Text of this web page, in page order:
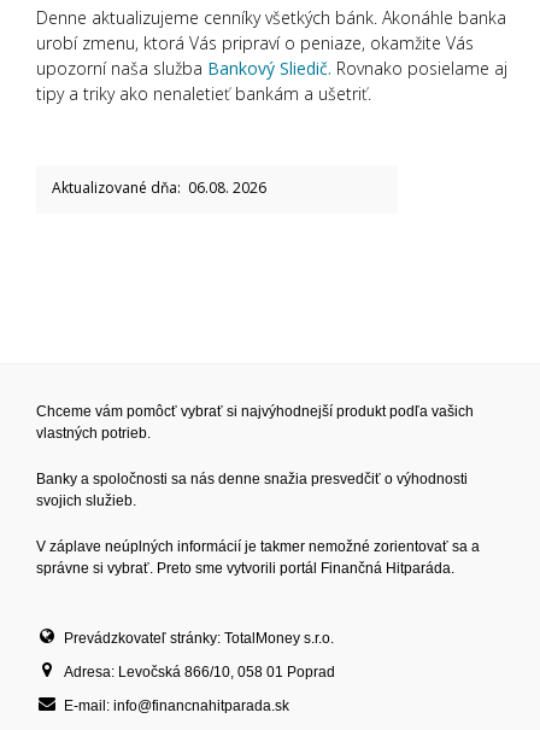
Denne aktualizujeme cenníky všetkých bánk. Akonáhle banka
urobí zmenu, ktorá Vás pripraví o peniaze, okamžite Vás
upozorní naša služba Bankový Sliedič. Rovnako posielame aj
tipy a triky ako nenaletieť bankám a ušetriť.
Aktualizované dňa: 06.08. 2026
Chceme vám pomôcť vybrať si najvýhodnejší produkt podľa vašich
vlastných potrieb.
Banky a spoločnosti sa nás denne snažia presvedčiť o výhodnosti
svojich služieb.
V záplave neúplných informácií je takmer nemožné zorientovať sa a
správne si vybrať. Preto sme vytvorili portál Finančná Hitparáda.
Prevádzkovateľ stránky: TotalMoney s.r.o.
Adresa: Levočská 866/10, 058 01 Poprad
E-mail: info@financnahitparada.sk